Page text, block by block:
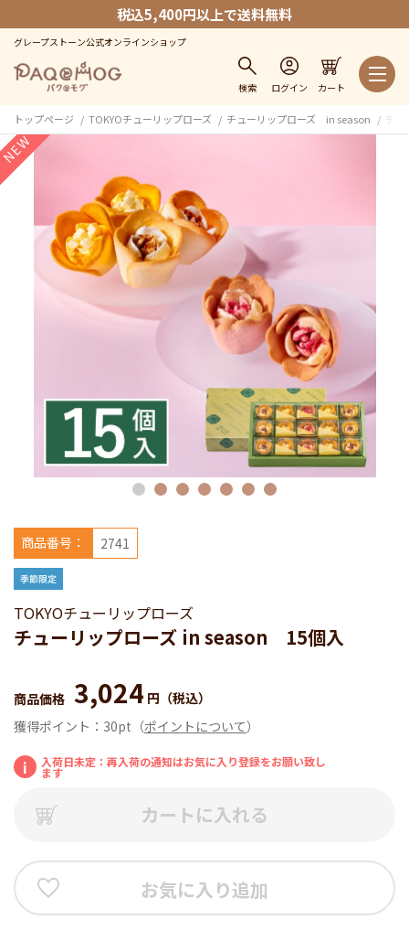
税込5,400円以上で送料無料
グレープストーン公式オンラインショップ
検索 ログイン カート
トップページ TOKYOチューリップローズ チューリップローズ in season チ
TOKYOチューリップローズ
チューリップローズ in season 15個入
商品番号： 2741
商品価格 3,024 円 （税込）
獲得ポイント： 30pt （ポイントについて）
i 入荷日未定：再入荷の通知はお気に入り登録をお願い致し
ます
カートに入れる
お気に入り追加